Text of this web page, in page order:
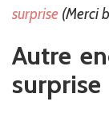
surprise (Merci
Autre
surprise